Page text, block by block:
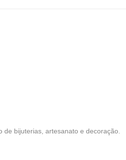
de bijuterias, artesanato e decoração.